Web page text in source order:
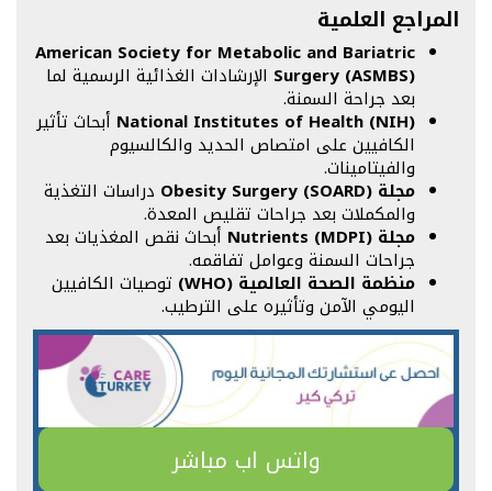
المراجع العلمية
American Society for Metabolic and Bariatric
Surgery (ASMBS) الإرشادات الغذائية الرسمية لما
بعد جراحة السمنة.
National Institutes of Health (NIH) أبحاث تأثير
الكافيين على امتصاص الحديد والكالسيوم
والفيتامينات.
مجلة Obesity Surgery (SOARD) دراسات التغذية
والمكملات بعد جراحات تقليص المعدة.
مجلة Nutrients (MDPI) أبحاث نقص المغذيات بعد
جراحات السمنة وعوامل تفاقمه.
منظمة الصحة العالمية (WHO) توصيات الكافيين
اليومي الآمن وتأثيره على الترطيب.
واتس اب مباشر